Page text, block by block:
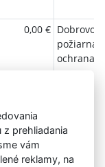
0,00 €
požiarna
ochrana
prehliadania
vám
reklamy, na